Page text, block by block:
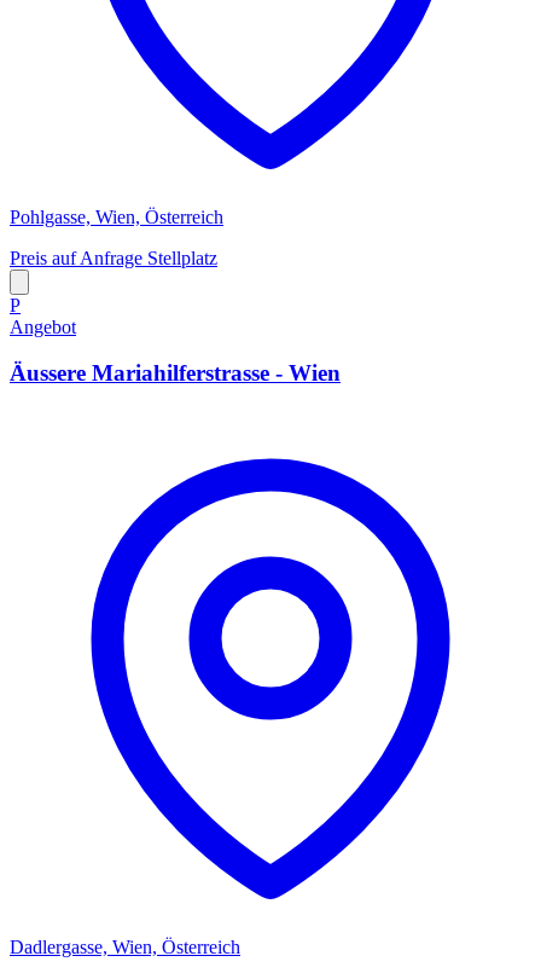
Pohlgasse, Wien, Österreich
Preis auf Anfrage Stellplatz
P
Angebot
Äussere Mariahilferstrasse - Wien
Dadlergasse, Wien, Österreich